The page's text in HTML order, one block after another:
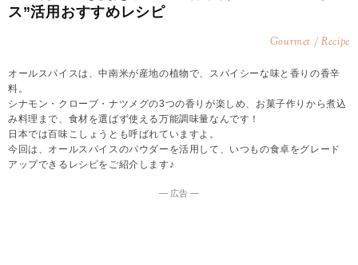
ス”活用おすすめレシピ
Gourmet / Recipe
オールスパイスは、中南米が産地の植物で、スパイシーな味と香りの香辛
料。
シナモン・クローブ・ナツメグの3つの香りが楽しめ、お菓子作りから煮込
み料理まで、食材を選ばず使える万能調味量なんです！
日本では百味こしょうとも呼ばれていますよ。
今回は、オールスパイスのパウダーを活用して、いつもの食卓をグレード
アップできるレシピをご紹介します♪
― 広告 ―